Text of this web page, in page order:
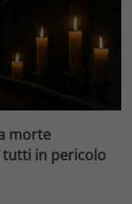
morte
tutti in pericolo